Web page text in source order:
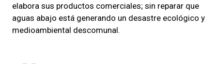
elabora sus productos comerciales; sin reparar que
aguas abajo está generando un desastre ecológico y
medioambiental descomunal.